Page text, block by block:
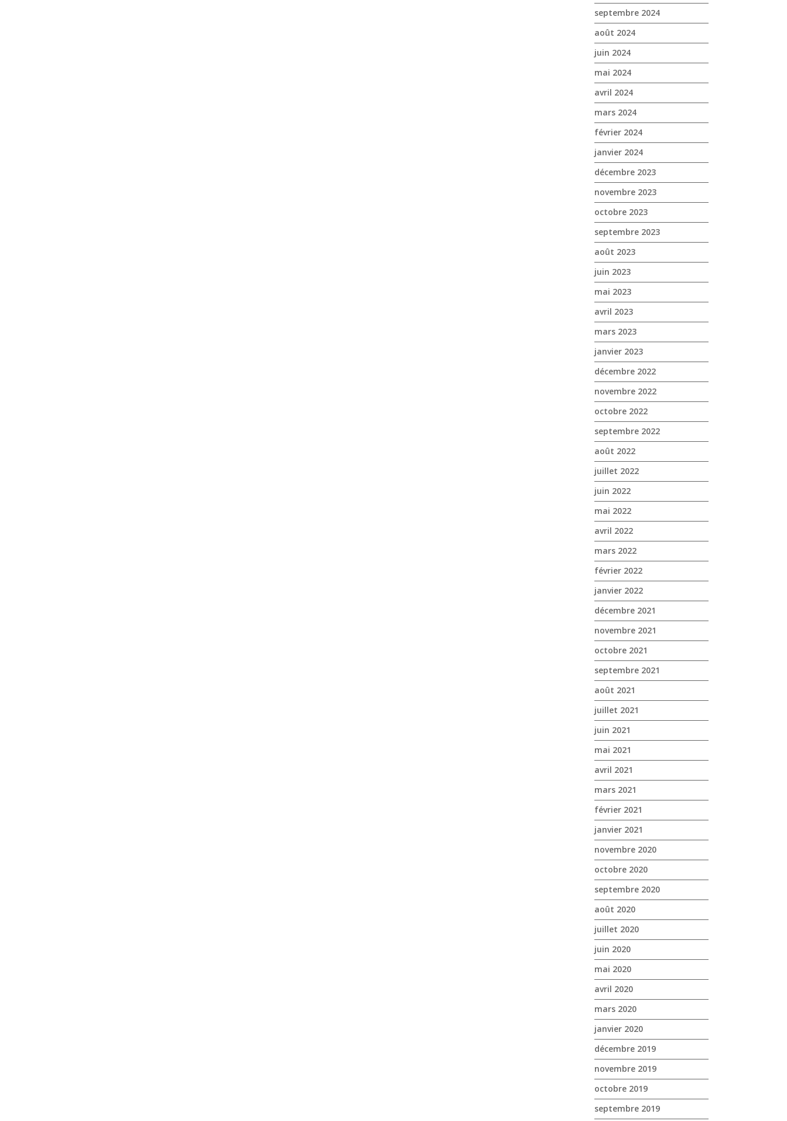
septembre 2024
août 2024
juin 2024
mai 2024
avril 2024
mars 2024
février 2024
janvier 2024
décembre 2023
novembre 2023
octobre 2023
septembre 2023
août 2023
juin 2023
mai 2023
avril 2023
mars 2023
janvier 2023
décembre 2022
novembre 2022
octobre 2022
septembre 2022
août 2022
juillet 2022
juin 2022
mai 2022
avril 2022
mars 2022
février 2022
janvier 2022
décembre 2021
novembre 2021
octobre 2021
septembre 2021
août 2021
juillet 2021
juin 2021
mai 2021
avril 2021
mars 2021
février 2021
janvier 2021
novembre 2020
octobre 2020
septembre 2020
août 2020
juillet 2020
juin 2020
mai 2020
avril 2020
mars 2020
janvier 2020
décembre 2019
novembre 2019
octobre 2019
septembre 2019